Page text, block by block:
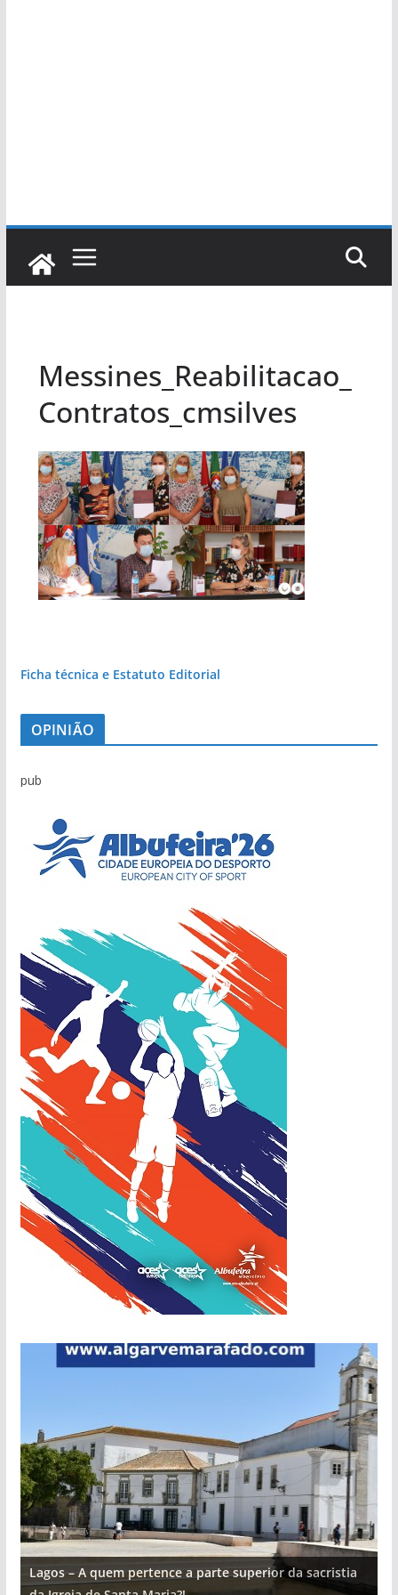
Messines_Reabilitacao_
Contratos_cmsilves
Ficha técnica e Estatuto Editorial
OPINIÃO
pub
Lagos – A quem pertence a parte superior da sacristia